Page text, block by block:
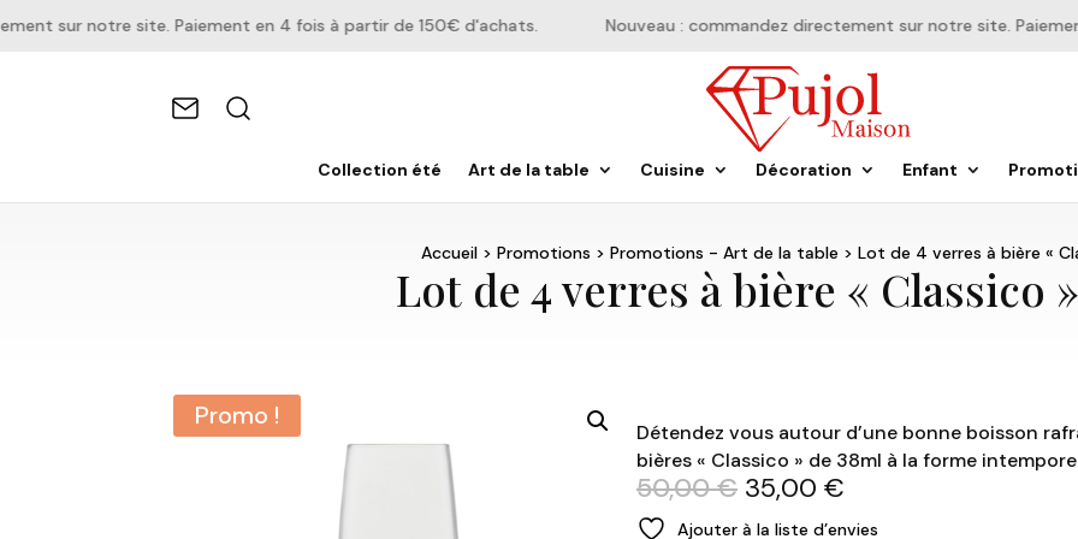
sur notre site. Paiement en 4 fois à partir de 150€ d'achats. Nouveau : commandez directement sur notre site.
Collection été Art de la table Cuisine Décoration Enfant
Accueil> Promotions > Promotions - Art de la table> Lot de 4 verres à bière «
Lot de 4 verres à bière « Classico
Promo !
Détendez vous autour d’une bonne boisson
bières « Classico » de 38ml à la forme
50,00€ Le
35,00 €
Ajouter à la liste d’envies